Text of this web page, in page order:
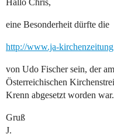
Hallo Chris,
eine Besonderheit dürfte die
http://www.ja-
von Udo Fischer sein, der
Österreichischen
Krenn abgesetzt worden war.
Gruß
J.